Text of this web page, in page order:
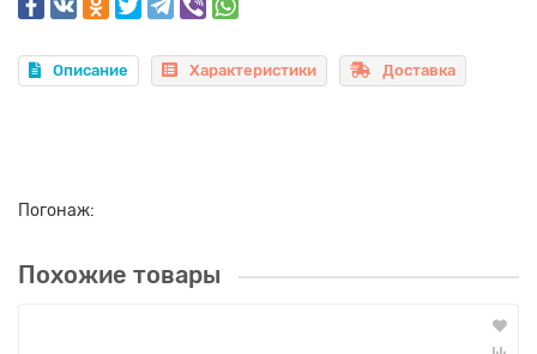
Описание Характеристики Доставка
Погонаж:
Похожие товары